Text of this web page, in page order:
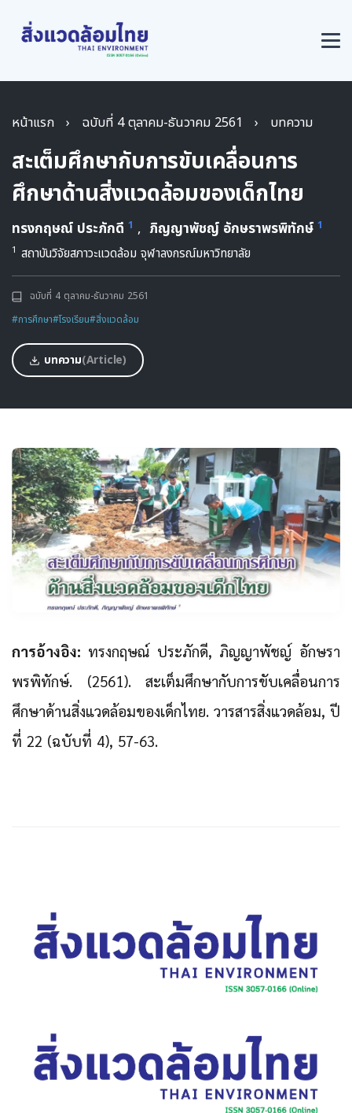
หน้าแรก › ฉบับที่ 4 ตุลาคม-ธันวาคม 2561 › บทความ
สะเต็มศึกษากับการขับเคลื่อนการ
ศึกษาด้านสิ่งแวดล้อมของเด็กไทย
ทรงกฤษณ์ ประภักดี 1 , ภิญญาพัชญ์ อักษราพรพิทักษ์ 1
1 สถาบันวิจัยสภาวะแวดล้อม จุฬาลงกรณ์มหาวิทยาลัย
ฉบับที่ 4 ตุลาคม-ธันวาคม 2561
#การศึกษา#โรงเรียน#สิ่งแวดล้อม
บทความ(Article)
การอ้างอิง: ทรงกฤษณ์ ประภักดี, ภิญญาพัชญ์ อักษรา
พรพิทักษ์. (2561). สะเต็มศึกษากับการขับเคลื่อนการ
ศึกษาด้านสิ่งแวดล้อมของเด็กไทย. วารสารสิ่งแวดล้อม, ปี
ที่ 22 (ฉบับที่ 4), 57-63.